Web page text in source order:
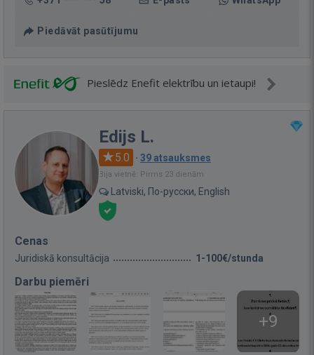
Piedāvāt pasūtījumu
Pieslēdz Enefit elektrību un ietaupi!
Edijs L.
5.0 · 39 atsauksmes
Bija vietnē: Pirms 23 dienām
Latviski, По-русски, English
Cenas
Juridiskā konsultācija 1-100€/stunda
Darbu piemēri
+9